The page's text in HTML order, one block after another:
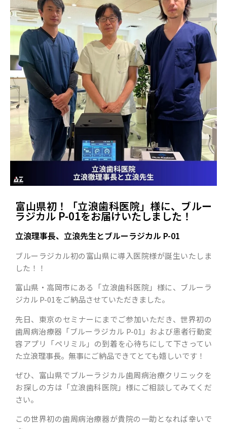
富山県初！「立浪歯科医院」様に、ブルー
ラジカル P-01をお届けいたしました！
立浪理事長、立浪先生とブルーラジカル P-01
ブルーラジカル初の富山県に導入医院様が誕生いたしま
した！！
富山県・高岡市にある「立浪歯科医院」様に、ブルーラ
ジカル P-01をご納品させていただきました。
先日、東京のセミナーにまでご参加いただき、世界初の
歯周病治療器「ブルーラジカル P-01」および患者行動変
容アプリ「ペリミル」の到着を心待ちにして下さってい
た立浪理事長。無事にご納品できてとても嬉しいです！
ぜひ、富山県でブルーラジカル歯周病治療クリニックを
お探しの方は「立浪歯科医院」様にご相談してみてくだ
さい。
この世界初の歯周病治療器が貴院の一助となれば幸いで